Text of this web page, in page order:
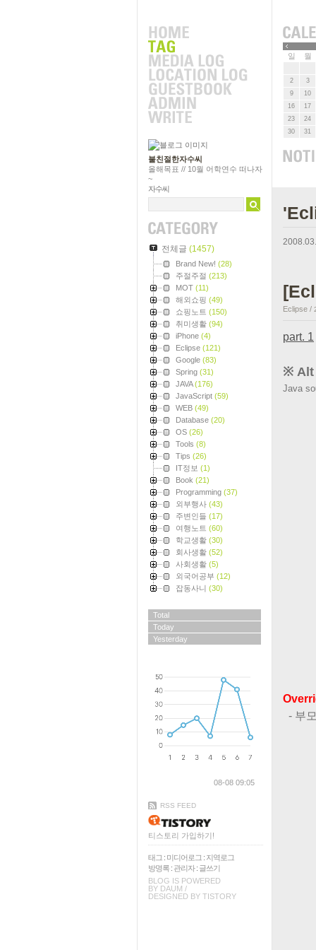
불친절한자수씨
올해목표 // 10월 어학연수 떠나자
~
자수씨
전체글 (1457)
Brand New! (28)
주절주절 (213)
MOT (11)
해외쇼핑 (49)
쇼핑노트 (150)
취미생활 (94)
iPhone (4)
Eclipse (121)
Google (83)
Spring (31)
JAVA(176)
JavaScript (59)
WEB (49)
Database (20)
OS (26)
Tools (8)
Tips (26)
IT정보 (1)
Book (21)
Programming (37)
외부행사 (43)
주변인들 (17)
여행노트 (60)
학교생활 (30)
회사생활 (52)
사회생활 (5)
외국어공부 (12)
잡동사니 (30)
Total
Today
Yesterday
08-08 09:05
RSS FEED
티스토리 가입하기!
태그 : 미디어로그 : 지역로그
방명록 : 관리자: 글쓰기
BLOG IS POWERED
BY DAUM /
DESIGNED BY TISTORY
일 월
2
3
9
10
16
17
23
24
30
31
Eclipse /
part. 1
※ Alt
Java
- 부